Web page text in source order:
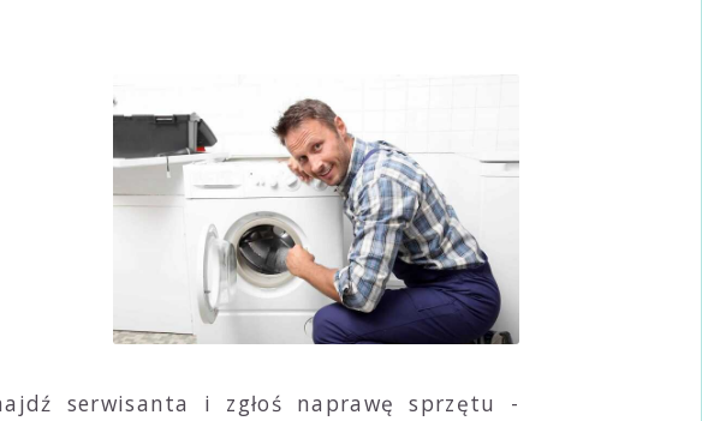
serwisanta i zgłoś naprawę sprzętu -